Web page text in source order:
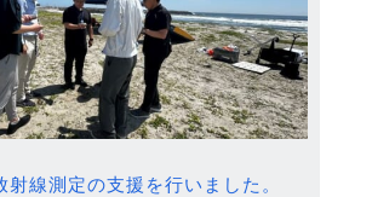
射線測定の支援を行いました。